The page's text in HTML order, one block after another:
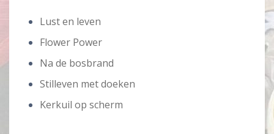
Lust en leven
Flower Power
Na de bosbrand
Stilleven met doeken
Kerkuil op scherm